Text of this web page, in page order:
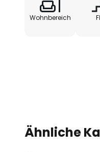
Wohnbereich
Ähnliche